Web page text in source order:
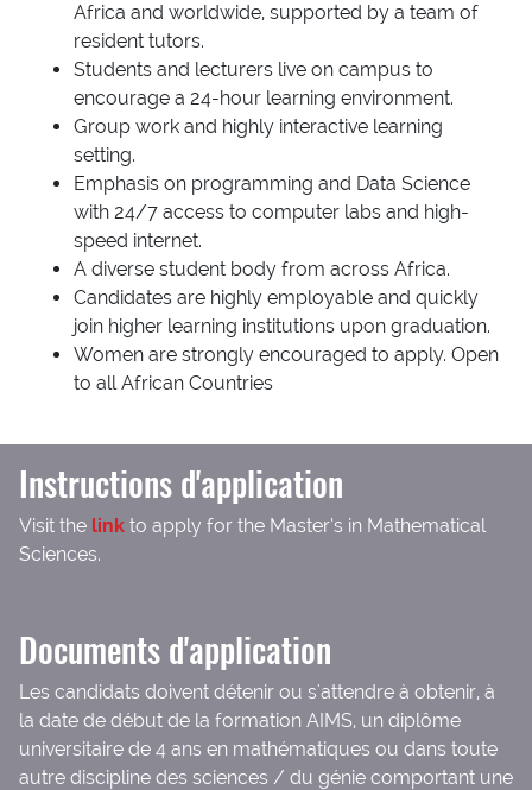
Africa and worldwide, supported by a team of
resident tutors.
Students and lecturers live on campus to
encourage a 24-hour learning environment.
Group work and highly interactive learning
setting.
Emphasis on programming and Data Science
with 24/7 access to computer labs and high-
speed internet.
A diverse student body from across Africa.
Candidates are highly employable and quickly
join higher learning institutions upon graduation.
Women are strongly encouraged to apply. Open
to all African Countries
Instructions d'application
Visit the link to apply for the Master’s in Mathematical
Sciences.
Documents d'application
Les candidats doivent détenir ou s'attendre à obtenir, à
la date de début de la formation AIMS, un diplôme
universitaire de 4 ans en mathématiques ou dans toute
autre discipline des sciences / du génie comportant une